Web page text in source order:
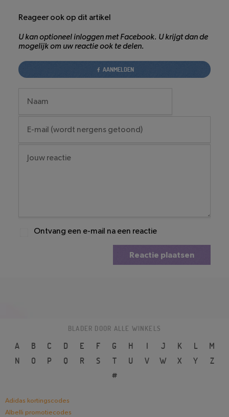
Reageer ook op dit artikel
U kan optioneel inloggen met Facebook. U krijgt dan de
mogelijk om uw reactie ook te delen.
AANMELDEN
Ontvang een e-mail na een reactie
Reactie plaatsen
BLADER DOOR ALLE WINKELS
A B C D E F G H I J K L
M
N
O P Q R S T U V W X Y
Z
#
Adidas kortingscodes
Albelli promotiecodes